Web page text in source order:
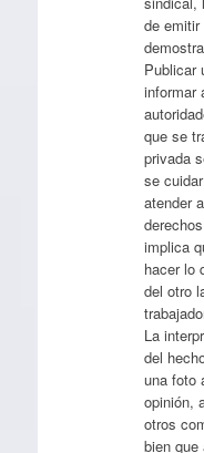
de emitir
Publicar
informar
que se
privada
se
atender
implica
hacer lo
del otro
La
del
una foto
opinión,
otros
bien que